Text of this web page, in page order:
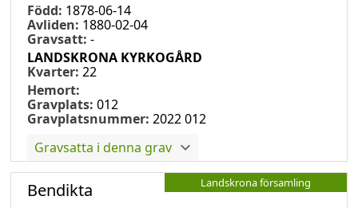
Född: 1878-06-14
Avliden: 1880-02-04
Gravsatt: -
LANDSKRONA KYRKOGÅRD
Kvarter: 22
Hemort:
Gravplats: 012
Gravplatsnummer: 2022 012
Gravsatta i denna grav
Landskrona församling
Bendikta